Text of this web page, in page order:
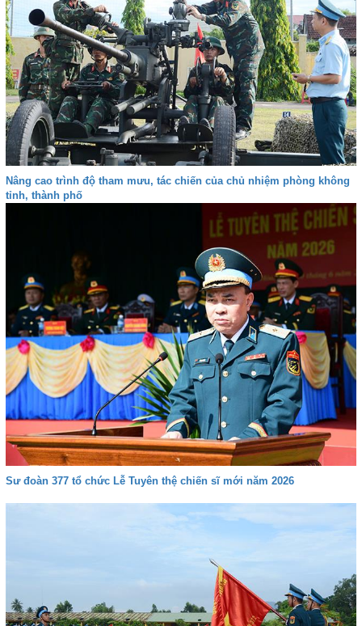
Nâng cao trình độ tham mưu, tác chiến của chủ nhiệm phòng không
tỉnh, thành phố
Sư đoàn 377 tổ chức Lễ Tuyên thệ chiến sĩ mới năm 2026